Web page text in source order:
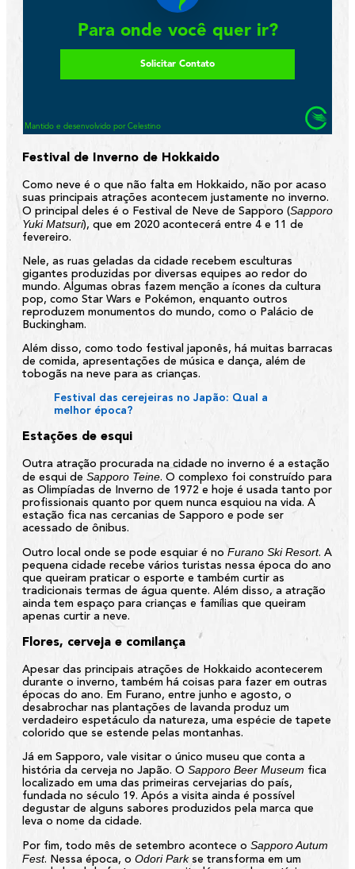
Festival de Inverno de Hokkaido
Como neve é o que não falta em Hokkaido, não por acaso
suas principais atrações acontecem justamente no inverno.
O principal deles é o Festival de Neve de Sapporo (Sapporo
Yuki Matsuri), que em 2020 acontecerá entre 4 e 11 de
fevereiro.
Nele, as ruas geladas da cidade recebem esculturas
gigantes produzidas por diversas equipes ao redor do
mundo. Algumas obras fazem menção a ícones da cultura
pop, como Star Wars e Pokémon, enquanto outros
reproduzem monumentos do mundo, como o Palácio de
Buckingham.
Além disso, como todo festival japonês, há muitas barracas
de comida, apresentações de música e dança, além de
tobogãs na neve para as crianças.
Festival das cerejeiras no Japão: Qual a
melhor época?
Estações de esqui
Outra atração procurada na cidade no inverno é a estação
de esqui de Sapporo Teine. O complexo foi construído para
as Olimpíadas de Inverno de 1972 e hoje é usada tanto por
profissionais quanto por quem nunca esquiou na vida. A
estação fica nas cercanias de Sapporo e pode ser
acessado de ônibus.
Outro local onde se pode esquiar é no Furano Ski Resort. A
pequena cidade recebe vários turistas nessa época do ano
que queiram praticar o esporte e também curtir as
tradicionais termas de água quente. Além disso, a atração
ainda tem espaço para crianças e famílias que queiram
apenas curtir a neve.
Flores, cerveja e comilança
Apesar das principais atrações de Hokkaido acontecerem
durante o inverno, também há coisas para fazer em outras
épocas do ano. Em Furano, entre junho e agosto, o
desabrochar nas plantações de lavanda produz um
verdadeiro espetáculo da natureza, uma espécie de tapete
colorido que se estende pelas montanhas.
Já em Sapporo, vale visitar o único museu que conta a
história da cerveja no Japão. O Sapporo Beer Museum fica
localizado em uma das primeiras cervejarias do país,
fundada no século 19. Após a visita ainda é possível
degustar de alguns sabores produzidos pela marca que
leva o nome da cidade.
Por fim, todo mês de setembro acontece o Sapporo Autum
Fest. Nessa época, o Odori Parkse transforma em um